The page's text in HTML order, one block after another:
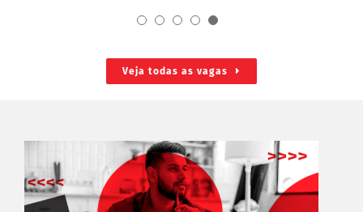
Veja todas as vagas